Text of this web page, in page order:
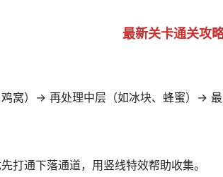
最新关卡通关攻
窝）→ 再处理中层（如冰块、蜂蜜）→ 最
打通下落通道，用竖线特效帮助收集。